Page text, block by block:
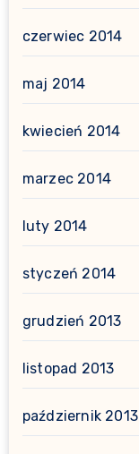
czerwiec 2014
maj 2014
kwiecień 2014
marzec 2014
luty 2014
styczeń 2014
grudzień 2013
listopad 2013
październik 2013